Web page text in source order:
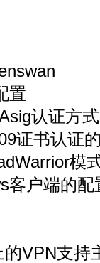
置
认证方
证书认证
模
客户端的配
VPN支持